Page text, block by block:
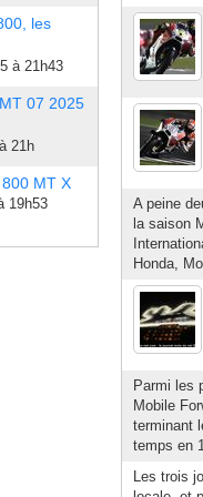
les
à 21h43
07 2025
21h
MT X
19h53
A peine
la saison
Honda,
Parmi les
Mobile
terminant
temps en
Les trois